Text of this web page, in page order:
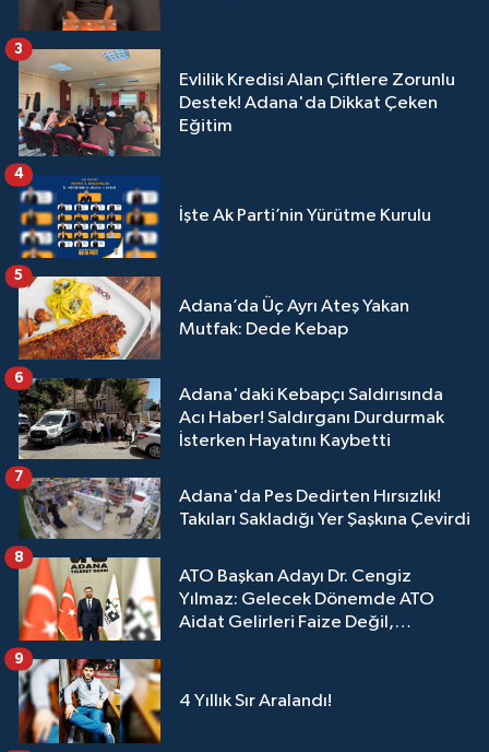
Evlilik Kredisi Alan Çiftlere Zorunlu
Destek! Adana'da Dikkat Çeken
Eğitim
3
İşte Ak Parti’nin Yürütme Kurulu
4
Adana’da Üç Ayrı Ateş Yakan
Mutfak: Dede Kebap
5
Adana'daki Kebapçı Saldırısında
Acı Haber! Saldırganı Durdurmak
İsterken Hayatını Kaybetti
6
Adana'da Pes Dedirten Hırsızlık!
Takıları Sakladığı Yer Şaşkına Çevirdi
7
ATO Başkan Adayı Dr. Cengiz
Yılmaz: Gelecek Dönemde ATO
Aidat Gelirleri Faize Değil,
8
4 Yıllık Sır Aralandı!
9